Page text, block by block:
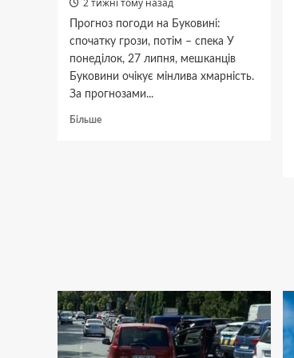
2 тижні тому назад
Прогноз погоди на Буковині:
спочатку грози, потім – спека У
понеділок, 27 липня, мешканців
Буковини очікує мінлива хмарність.
За прогнозами...
БільшеДокладніше